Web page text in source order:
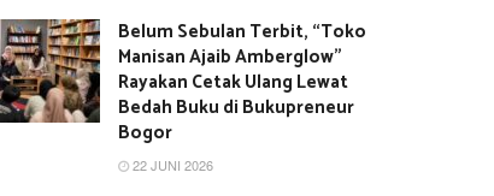
Belum Sebulan Terbit, “Toko
Manisan Ajaib Amberglow”
Rayakan Cetak Ulang Lewat
Bedah Buku di Bukupreneur
Bogor
22 JUNI 2026